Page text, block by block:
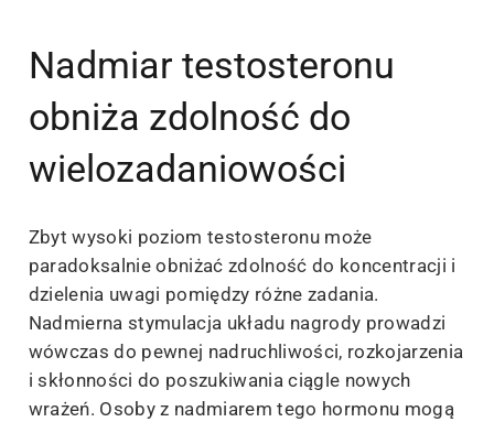
Nadmiar testosteronu
obniża zdolność do
wielozadaniowości
Zbyt wysoki poziom testosteronu może
paradoksalnie obniżać zdolność do koncentracji i
dzielenia uwagi pomiędzy różne zadania.
Nadmierna stymulacja układu nagrody prowadzi
wówczas do pewnej nadruchliwości, rozkojarzenia
i skłonności do poszukiwania ciągle nowych
wrażeń. Osoby z nadmiarem tego hormonu mogą